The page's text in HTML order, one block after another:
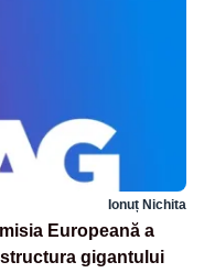
Ionuț Nichita
Europeană a
gigantului